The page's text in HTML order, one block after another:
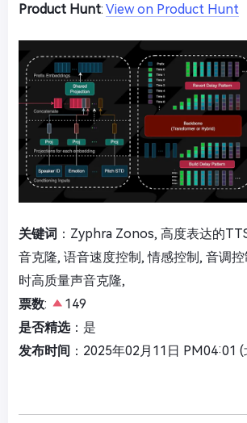
Product Hunt: View on Product Hunt
关键词 ：Zyphra Zonos, 高度表达的
音克隆, 语音速度控制, 情感控制, 音调
时高质量声音克隆,
票数:
149
是否精选：是
发布时间 ：2025年02月11日 PM04:01